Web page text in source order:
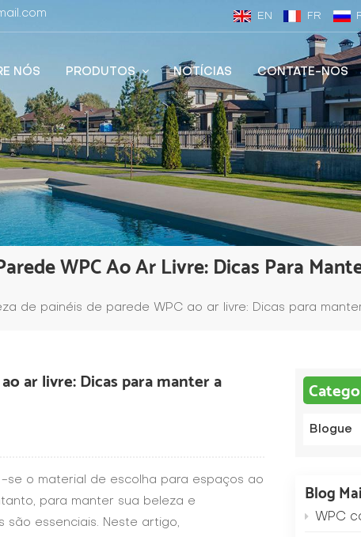
EN FR
NÓS PRODUTOS NOTÍCIAS CONTATE-NOS
WPC Ao Ar Livre: Dicas Para
de painéis de parede WPC ao ar livre: Dicas para
Blogue
Blog
WPC coextrudado
ar livre: Dicas para manter a
se o material de escolha para espaços ao
para manter sua beleza e
são essenciais. Neste artigo,